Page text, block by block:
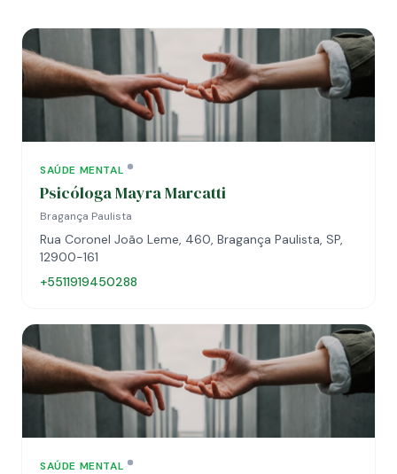
SAÚDE MENTAL
Psicóloga Mayra Marcatti
Bragança Paulista
Rua Coronel João Leme, 460, Bragança Paulista, SP,
12900-161
+5511919450288
SAÚDE MENTAL